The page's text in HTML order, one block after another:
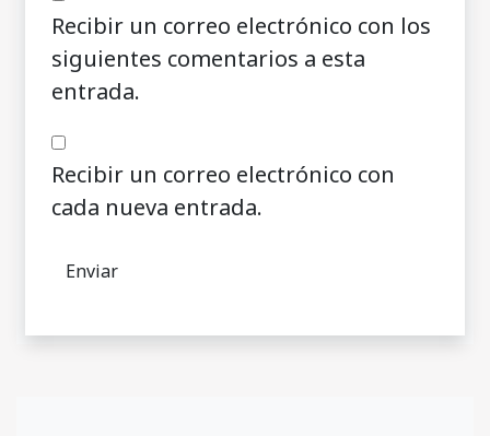
Recibir un correo electrónico con los
siguientes comentarios a esta
entrada.
Recibir un correo electrónico con
cada nueva entrada.